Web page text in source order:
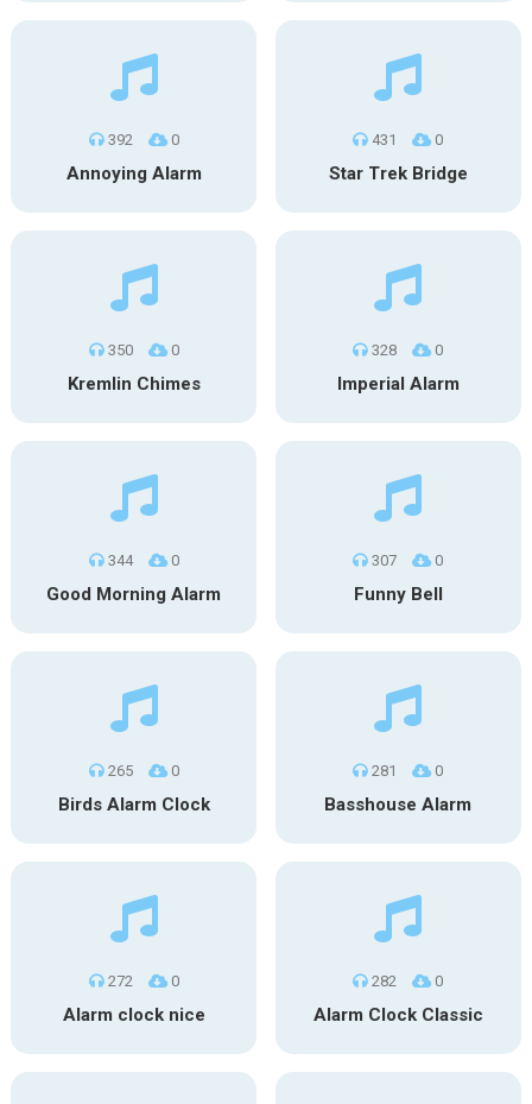
392 0
Annoying Alarm
431 0
Star Trek Bridge
350 0
Kremlin Chimes
328 0
Imperial Alarm
344 0
Good Morning Alarm
307 0
Funny Bell
265 0
Birds Alarm Clock
281 0
Basshouse Alarm
272 0
Alarm clock nice
282 0
Alarm Clock Classic